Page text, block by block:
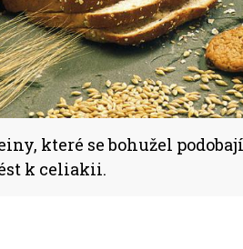
které se bohužel
k celiakii.